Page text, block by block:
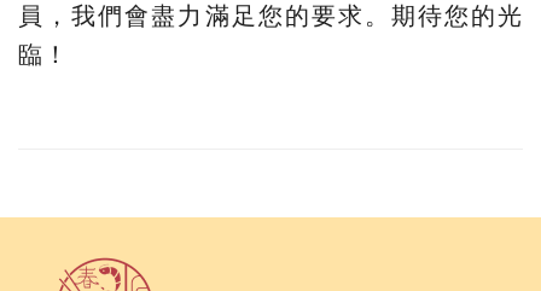
員，我們會盡力滿足您的要求。期待您的光
臨！